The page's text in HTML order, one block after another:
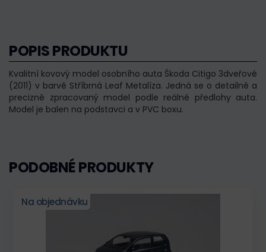
POPIS PRODUKTU
Kvalitní kovový model osobního auta Škoda Citigo 3dveřové
(2011) v barvě Stříbrná Leaf Metalíza. Jedná se o detailně a
precizně zpracovaný model podle reálné předlohy auta.
Model je balen na podstavci a v PVC boxu.
PODOBNÉ PRODUKTY
Na objednávku